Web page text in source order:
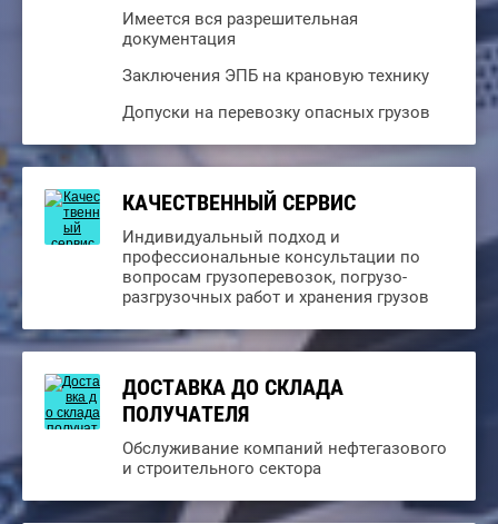
Имеется вся разрешительная
документация
Заключения ЭПБ на крановую технику
Допуски на перевозку опасных грузов
КАЧЕСТВЕННЫЙ СЕРВИС
Индивидуальный подход и
профессиональные консультации по
вопросам грузоперевозок, погрузо-
разгрузочных работ и хранения грузов
ДОСТАВКА ДО СКЛАДА
ПОЛУЧАТЕЛЯ
Обслуживание компаний нефтегазового
и строительного сектора